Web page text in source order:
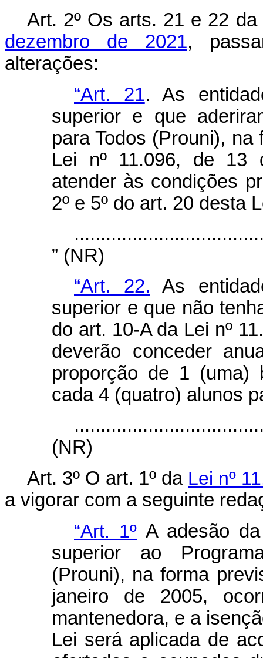
Art. 2º Os arts. 21 e 22 da
dezembro de 2021,
alterações:
“Art. 21. As
superior e que
para Todos (Prouni),
Lei nº 11.096, de 13
atender às condições
2º e 5º do art. 20 desta
” (NR)
“Art. 22. As
superior e que não
do art. 10-A da Lei nº
deverão conceder
proporção de 1 (uma)
cada 4 (quatro) alunos
(NR)
Art. 3º O art. 1º da Lei nº
a vigorar com a seguinte
“Art. 1º A adesão
superior ao
(Prouni), na forma
janeiro de 2005,
mantenedora, e a
Lei será aplicada de